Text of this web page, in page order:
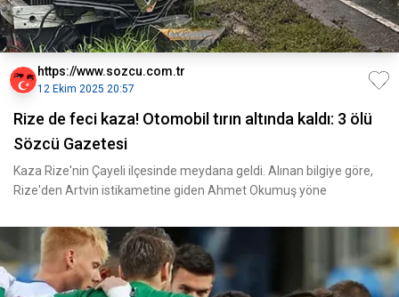
https://www.sozcu.com.tr
12 Ekim 2025 20:57
Rize de feci kaza! Otomobil tırın altında kaldı: 3 ölü
Sözcü Gazetesi
Kaza Rize'nin Çayeli ilçesinde meydana geldi. Alınan bilgiye göre,
Rize'den Artvin istikametine giden Ahmet Okumuş yöne